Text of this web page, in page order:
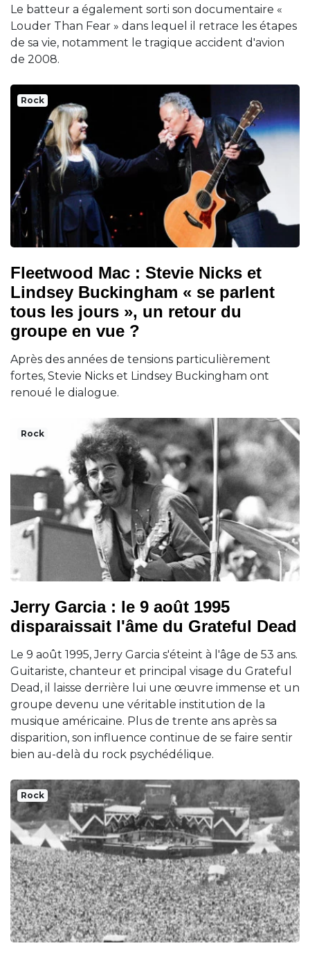
Le batteur a également sorti son documentaire «
Louder Than Fear » dans lequel il retrace les étapes
de sa vie, notamment le tragique accident d'avion
de 2008.
Rock
Fleetwood Mac : Stevie Nicks et
Lindsey Buckingham « se parlent
tous les jours », un retour du
groupe en vue ?
Après des années de tensions particulièrement
fortes, Stevie Nicks et Lindsey Buckingham ont
renoué le dialogue.
Rock
Jerry Garcia : le 9 août 1995
disparaissait l'âme du Grateful Dead
Le 9 août 1995, Jerry Garcia s'éteint à l'âge de 53 ans.
Guitariste, chanteur et principal visage du Grateful
Dead, il laisse derrière lui une œuvre immense et un
groupe devenu une véritable institution de la
musique américaine. Plus de trente ans après sa
disparition, son influence continue de se faire sentir
bien au-delà du rock psychédélique.
Rock